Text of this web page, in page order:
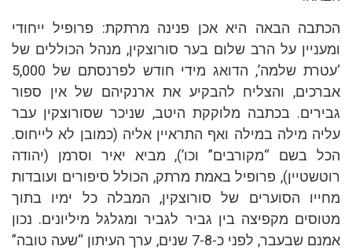
הכתבה הבאה היא אכן פנינה מרתקת: פרופיל ייחודי
ומעניין על הרב שלום בער סורוצקין, מנהל הכוללים של
‘עטרת שלמה’, הדואג מידי חודש לפרנסתם של 5,000
אברכים, והצליח להבקיע את ארנקיהם של אין ספור
גבירים. בכתבה מלוקקת היטב, שניכר שסורוצקין עבר
עליה מילה במילה ואף התראיין אליה (כמובן לא לייחוס.
הכל בשם “מקורבים” וכו’), מביא יאיר וסרמן (יהודה
רוטשטיין), פרופיל באמת מרתק, הכולל סיפורים ועובדות
מחייו הסוערים של סורוצקין, המבלה כל ימיו בתוך
מטוסים מקפיצה בין גביר לגביר ומגלגל מיליונים. נכון
אמנם שבעבר, לפני כ-7-8 שנים, ערך העיתון “שעה טובה”